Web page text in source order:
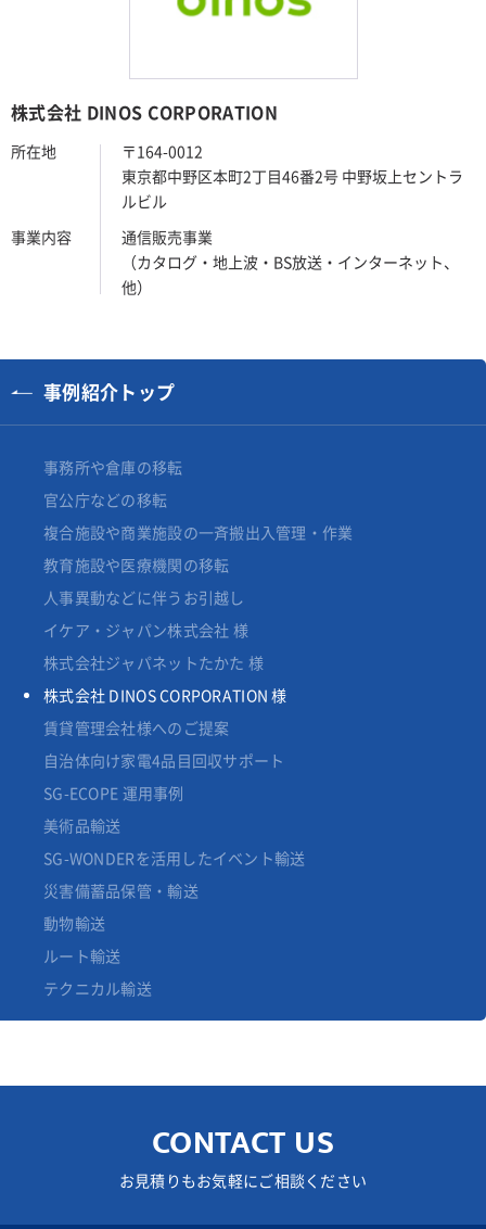
株式会社 DINOS CORPORATION
所在地
〒164-0012
東京都中野区本町2丁目46番2号 中野坂上セントラ
ルビル
事業内容
通信販売事業
（カタログ・地上波・BS放送・インターネット、
他）
事例紹介トップ
事務所や倉庫の移転
官公庁などの移転
複合施設や商業施設の一斉搬出入管理・作業
教育施設や医療機関の移転
人事異動などに伴うお引越し
イケア・ジャパン株式会社 様
株式会社ジャパネットたかた 様
株式会社 DINOS CORPORATION 様
賃貸管理会社様へのご提案
自治体向け家電4品目回収サポート
SG-ECOPE 運用事例
美術品輸送
SG-WONDERを活用したイベント輸送
災害備蓄品保管・輸送
動物輸送
ルート輸送
テクニカル輸送
CONTACT US
お見積りもお気軽にご相談ください